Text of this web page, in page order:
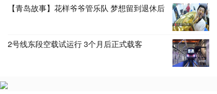
【青岛故事】花样爷爷管乐队 梦想留到退休后
2号线东段空载试运行 3个月后正式载客